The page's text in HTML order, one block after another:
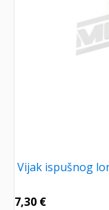
Vijak ispušnog
7,30 €